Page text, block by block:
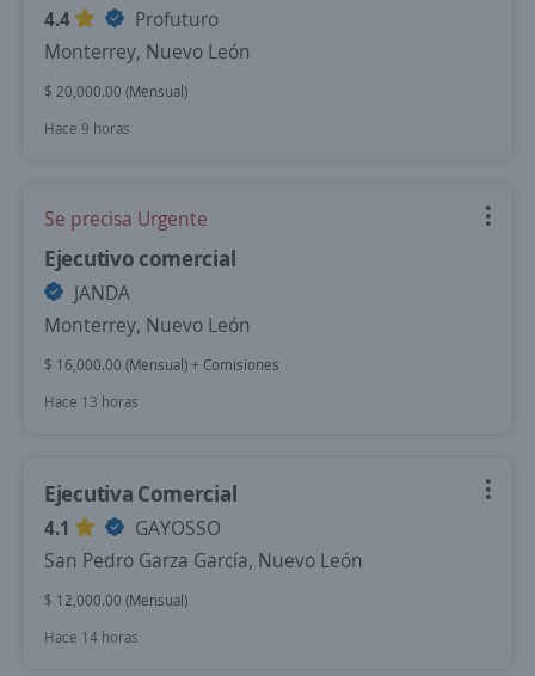
4.4
Profuturo
Monterrey, Nuevo León
$ 20,000.00 (Mensual)
Hace 9 horas
Se precisa Urgente
Ejecutivo comercial
JANDA
Monterrey, Nuevo León
$ 16,000.00 (Mensual) + Comisiones
Hace 13 horas
Ejecutiva Comercial
4.1
GAYOSSO
San Pedro Garza García, Nuevo León
$ 12,000.00 (Mensual)
Hace 14 horas